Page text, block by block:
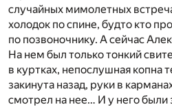
случайных мимолетных
холодок по спине, будто кто
по позвоночнику. А сейчас
На нем был только тонкий
в куртках, непослушная копна
закинута назад, руки в
смотрел на нее… И у него были